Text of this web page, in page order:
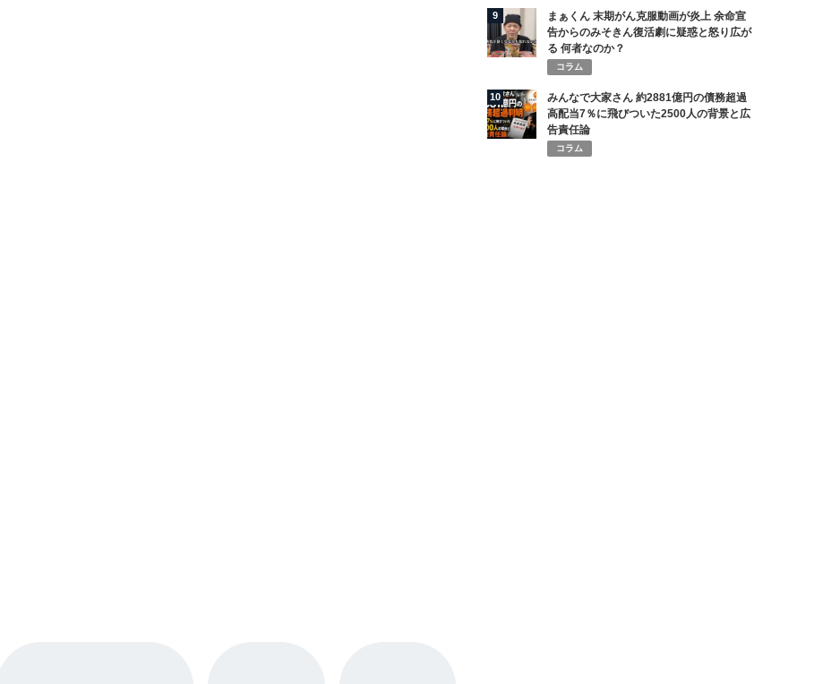
9
まぁくん 末期がん克服動画が炎上 余命宣
告からのみそきん復活劇に疑惑と怒り広が
る 何者なのか？
コラム
10
みんなで大家さん 約2881億円の債務超過
高配当7％に飛びついた2500人の背景と広
告責任論
コラム